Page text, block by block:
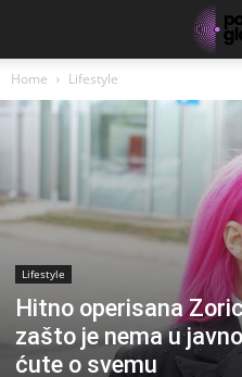
Home Lifestyle
Lifestyle
Hitno operisana
zašto je nema u
ćute o svemu